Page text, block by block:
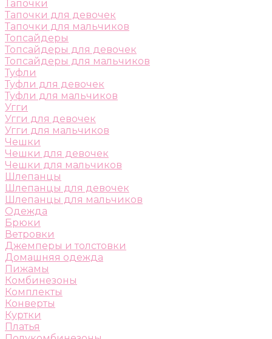
Тапочки
Тапочки для девочек
Тапочки для мальчиков
Топсайдеры
Топсайдеры для девочек
Топсайдеры для мальчиков
Туфли
Туфли для девочек
Туфли для мальчиков
Угги
Угги для девочек
Угги для мальчиков
Чешки
Чешки для девочек
Чешки для мальчиков
Шлепанцы
Шлепанцы для девочек
Шлепанцы для мальчиков
Одежда
Брюки
Ветровки
Джемперы и толстовки
Домашняя одежда
Пижамы
Комбинезоны
Комплекты
Конверты
Куртки
Платья